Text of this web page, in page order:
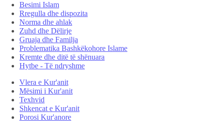
Besimi Islam
Rregulla dhe dispozita
Norma dhe ahlak
Zuhd dhe Dëlirje
Gruaja dhe Familja
Problematika Bashkëkohore Islame
Kremte dhe ditë të shënuara
Hytbe - Të ndryshme
Vlera e Kur'anit
Mësimi i Kur'anit
Texhvid
Shkencat e Kur'anit
Porosi Kur'anore